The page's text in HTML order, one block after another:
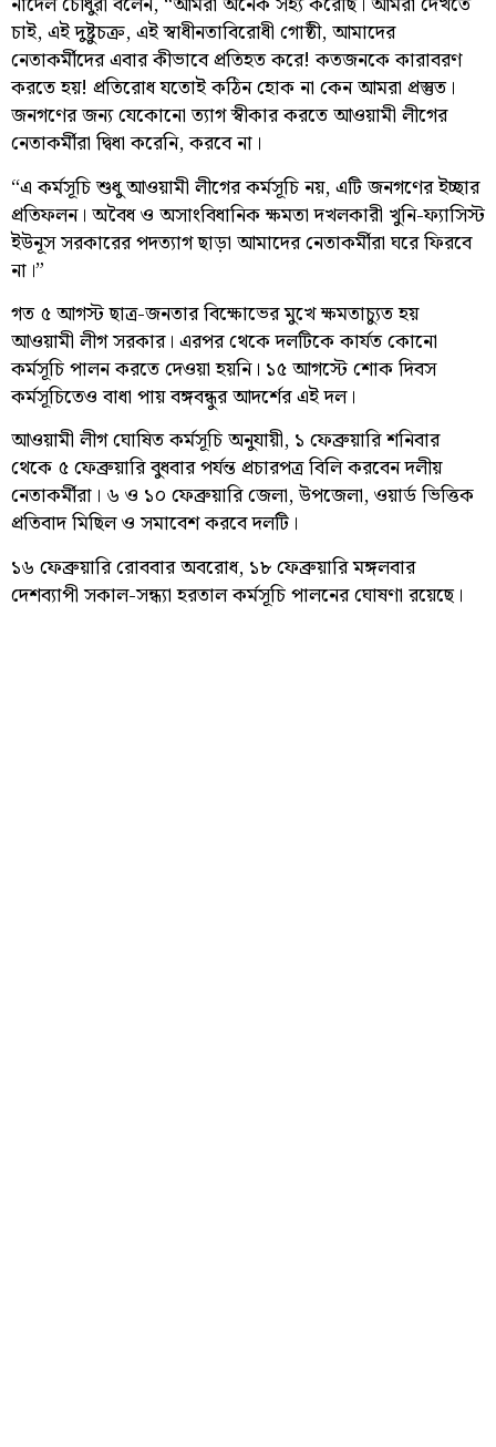
চাই, এই দুষ্টুচক্র, এই স্বাধীনতাবিরোধী গোষ্ঠী, আমাদের
নেতাকর্মীদের এবার কীভাবে প্রতিহত করে! কতজনকে কারাবরণ
করতে হয়! প্রতিরোধ যতোই কঠিন হোক না কেন আমরা প্রস্তুত।
জনগণের জন্য যেকোনো ত্যাগ স্বীকার করতে আওয়ামী লীগের
নেতাকর্মীরা দ্বিধা করেনি, করবে না।
“এ কর্মসূচি শুধু আওয়ামী লীগের কর্মসূচি নয়, এটি জনগণের ইচ্ছার
প্রতিফলন। অবৈধ ও অসাংবিধানিক ক্ষমতা দখলকারী খুনি-ফ্যাসিস্ট
ইউনূস সরকারের পদত্যাগ ছাড়া আমাদের নেতাকর্মীরা ঘরে ফিরবে
না।”
গত ৫ আগস্ট ছাত্র-জনতার বিক্ষোভের মুখে ক্ষমতাচ্যুত হয়
আওয়ামী লীগ সরকার। এরপর থেকে দলটিকে কার্যত কোনো
কর্মসূচি পালন করতে দেওয়া হয়নি। ১৫ আগস্টে শোক দিবস
কর্মসূচিতেও বাধা পায় বঙ্গবন্ধুর আদর্শের এই দল।
আওয়ামী লীগ ঘোষিত কর্মসূচি অনুযায়ী, ১ ফেব্রুয়ারি শনিবার
থেকে ৫ ফেব্রুয়ারি বুধবার পর্যন্ত প্রচারপত্র বিলি করবেন দলীয়
নেতাকর্মীরা। ৬ ও ১০ ফেব্রুয়ারি জেলা, উপজেলা, ওয়ার্ড ভিত্তিক
প্রতিবাদ মিছিল ও সমাবেশ করবে দলটি।
১৬ ফেব্রুয়ারি রোববার অবরোধ, ১৮ ফেব্রুয়ারি মঙ্গলবার
দেশব্যাপী সকাল-সন্ধ্যা হরতাল কর্মসূচি পালনের ঘোষণা রয়েছে।